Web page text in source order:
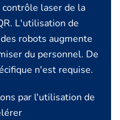
contrôle laser de la
L'utilisation de
robots augmente
du personnel. De
n'est requise.
par l'utilisation de